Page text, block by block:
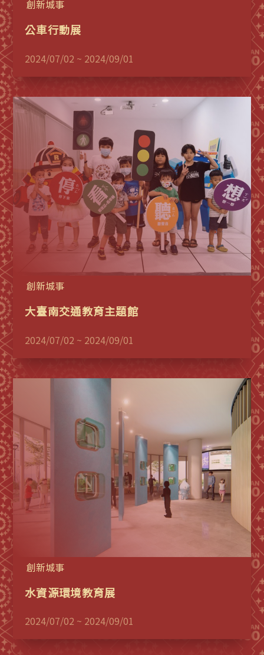
創新城事
公車行動展
2024/07/02 ~ 2024/09/01
創新城事
大臺南交通教育主題館
2024/07/02 ~ 2024/09/01
創新城事
水資源環境教育展
2024/07/02 ~ 2024/09/01